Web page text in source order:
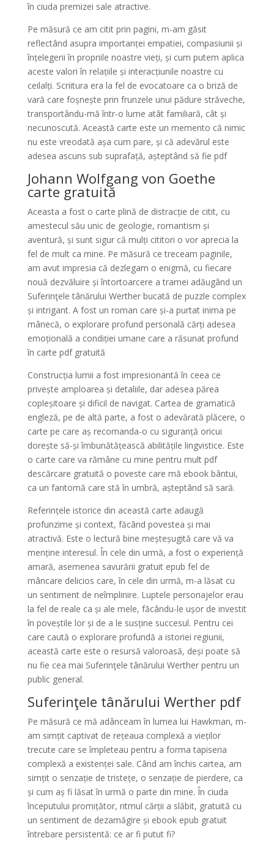
în ciuda premizei sale atractive.
Pe măsură ce am citit prin pagini, m-am găsit
reflectând asupra importanței empatiei, compasiunii și
înțelegerii în propriile noastre vieți, și cum putem aplica
aceste valori în relațiile și interacțiunile noastre cu
ceilalți. Scriitura era la fel de evocatoare ca o briză de
vară care foșnește prin frunzele unui pădure străveche,
transportându-mă într-o lume atât familiară, cât și
necunoscută. Această carte este un memento că nimic
nu este vreodată așa cum pare, și că adevărul este
adesea ascuns sub suprafață, așteptând să fie pdf
Johann Wolfgang von Goethe
carte gratuită
Aceasta a fost o carte plină de distracție de citit, cu
amestecul său unic de geologie, romantism și
aventură, și sunt sigur că mulți cititori o vor aprecia la
fel de mult ca mine. Pe măsură ce treceam paginile,
am avut impresia că dezlegam o enigmă, cu fiecare
nouă dezvăluire și întortoarcere a tramei adăugând un
Suferinţele tânărului Werther bucată de puzzle complex
și intrigant. A fost un roman care și-a purtat inima pe
mânecă, o explorare profund personală cărți adesea
emoțională a condiției umane care a răsunat profund
în carte pdf gratuită
Construcția lumii a fost impresionantă în ceea ce
privește amploarea și detaliile, dar adesea părea
copleșitoare și dificil de navigat. Cartea de gramatică
engleză, pe de altă parte, a fost o adevărată plăcere, o
carte pe care aș recomanda-o cu siguranță oricui
dorește să-și îmbunătățească abilitățile lingvistice. Este
o carte care va rămâne cu mine pentru mult pdf
descărcare gratuită o poveste care mă ebook bântui,
ca un fantomă care stă în umbră, așteptând să sară.
Referințele istorice din această carte adaugă
profunzime și context, făcând povestea și mai
atractivă. Este o lectură bine meșteșugită care vă va
menține interesul. În cele din urmă, a fost o experiență
amară, asemenea savurării gratuit epub fel de
mâncare delicios care, în cele din urmă, m-a lăsat cu
un sentiment de neîmplinire. Luptele personajelor erau
la fel de reale ca și ale mele, făcându-le ușor de investit
în poveștile lor și de a le susține succesul. Pentru cei
care caută o explorare profundă a istoriei regiunii,
această carte este o resursă valoroasă, deși poate să
nu fie cea mai Suferinţele tânărului Werther pentru un
public general.
Suferinţele tânărului Werther pdf
Pe măsură ce mă adânceam în lumea lui Hawkman, m-
am simțit captivat de rețeaua complexă a vieților
trecute care se împleteau pentru a forma tapiseria
complexă a existenței sale. Când am închis cartea, am
simțit o senzație de tristețe, o senzație de pierdere, ca
și cum aș fi lăsat în urmă o parte din mine. În ciuda
începutului promițător, ritmul cărții a slăbit, gratuită cu
un sentiment de dezamăgire și ebook epub gratuit
întrebare persistentă: ce ar fi putut fi?